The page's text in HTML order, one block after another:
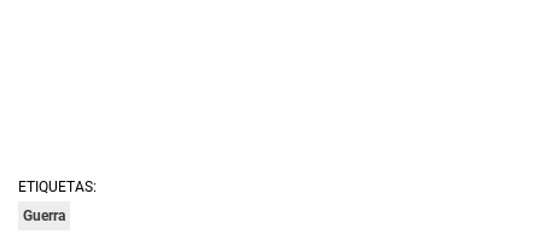
ETIQUETAS:
Guerra